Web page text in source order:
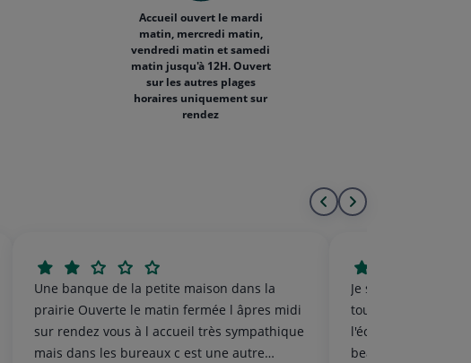
Accueil ouvert le mardi
matin, mercredi matin,
vendredi matin et samedi
matin jusqu'à 12H. Ouvert
sur les autres plages
horaires uniquement sur
rendez
Aller
début
Aller
la
fin
de
Une banque de la petite maison dans la
prairie Ouverte le matin fermée l âpres midi
sur rendez vous à l accueil très sympathique
mais dans les bureaux c est une autre
Je suis très
toujours bien servie. Ma conseillère
l'écoute,
beaucoup